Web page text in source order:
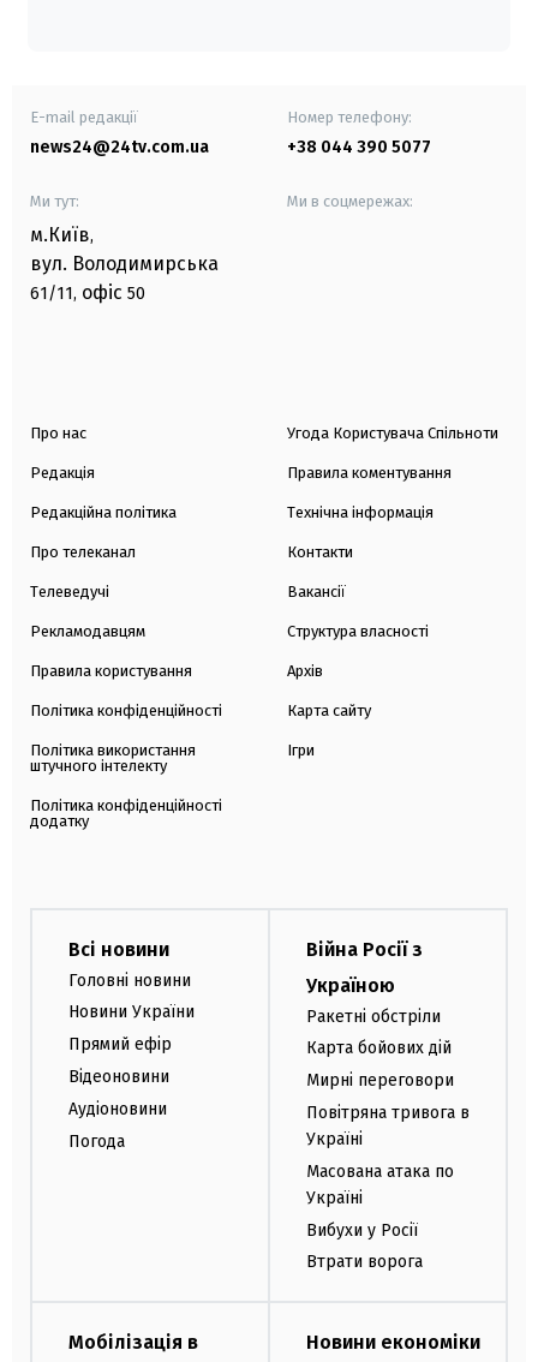
E-mail редакції
news24@24tv.com.ua
Номер телефону:
+38 044 390 5077
Ми тут:
м.Київ,
вул. Володимирська
61/11, офіс 50
Ми в соцмережах:
Про нас
Редакція
Редакційна політика
Про телеканал
Телеведучі
Рекламодавцям
Правила користування
Політика конфіденційності
Політика використання
штучного інтелекту
Політика конфіденційності
додатку
Угода Користувача Спільноти
Правила коментування
Технічна інформація
Контакти
Вакансії
Структура власності
Архів
Карта сайту
Ігри
Всі новини
Головні новини
Новини України
Прямий ефір
Відеоновини
Аудіоновини
Погода
Війна Росії з
Україною
Ракетні обстріли
Карта бойових дій
Мирні переговори
Повітряна тривога в
Україні
Масована атака по
Україні
Вибухи у Росії
Втрати ворога
Мобілізація в
Новини економіки